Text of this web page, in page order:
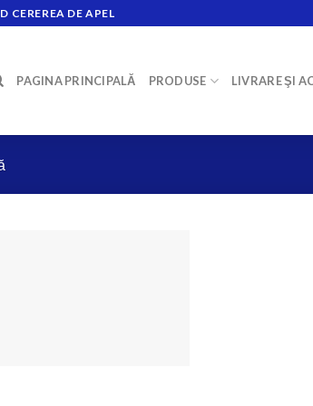
CEREREA DE APEL
PAGINA PRINCIPALĂ PRODUSE LIVRARE ŞI